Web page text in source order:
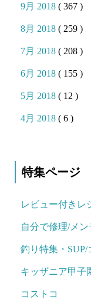
9月 2018( 367 )
8月 2018( 259 )
7月 2018( 208 )
6月 2018( 155 )
5月 2018( 12 )
4月 2018( 6 )
特集ページ
レビュー付きレ
自分で修理/メ
釣り特集・SUP/
キッザニア甲子
コストコ